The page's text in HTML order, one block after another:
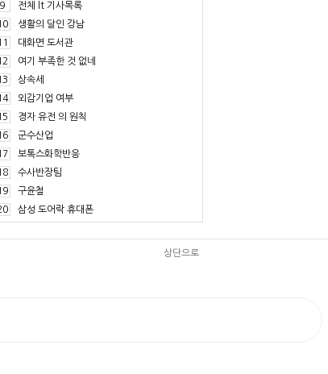
9
전체 lt 기사목록
생활의 달인 강남
대화면 도서관
여기 부족한 것 없네
상속세
외감기업 여부
경자 유전 의 원칙
군수산업
보톡스화학반응
수사반장팀
구윤철
삼성 도어락 휴대폰
상단으로